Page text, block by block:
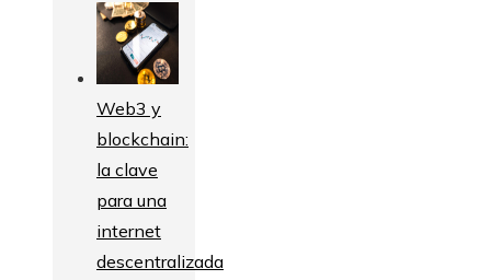
Web3 y
blockchain:
la clave
para una
internet
descentralizada